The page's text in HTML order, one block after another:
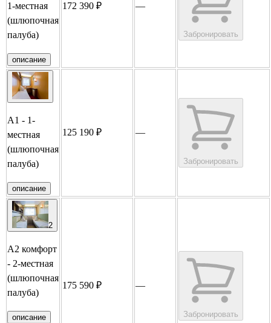
1-местная
(шлюпочная
палуба)
описание
172 390 ₽ —
Забронировать
А1 - 1-
местная
(шлюпочная
палуба)
описание
125 190 ₽ —
Забронировать
2
А2 комфорт
- 2-местная
(шлюпочная
палуба)
описание
175 590 ₽ —
Забронировать